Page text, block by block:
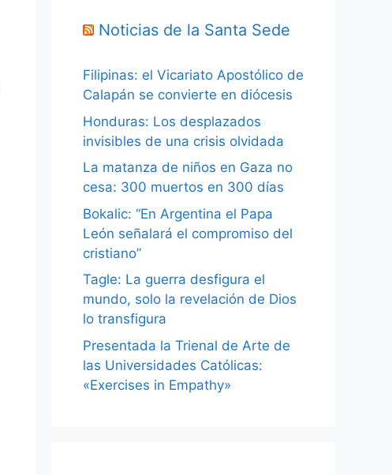
Noticias de la Santa Sede
Filipinas: el Vicariato Apostólico de
Calapán se convierte en diócesis
Honduras: Los desplazados
invisibles de una crisis olvidada
La matanza de niños en Gaza no
cesa: 300 muertos en 300 días
Bokalic: “En Argentina el Papa
León señalará el compromiso del
cristiano”
Tagle: La guerra desfigura el
mundo, solo la revelación de Dios
lo transfigura
Presentada la Trienal de Arte de
las Universidades Católicas:
«Exercises in Empathy»